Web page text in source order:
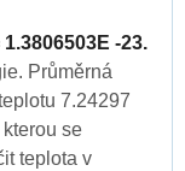
-23.
Průměrná
7.24297
se
teplota v